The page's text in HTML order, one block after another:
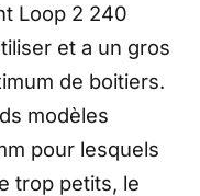
Loop 2 240
et a un gros
de boitiers.
modèles
pour lesquels
trop petits, le